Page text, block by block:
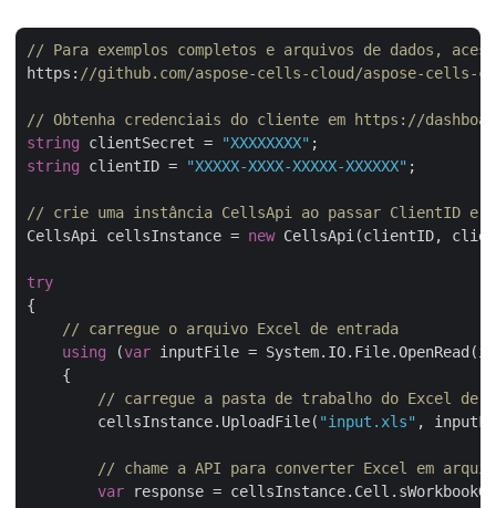
// Para exemplos completos e arquivos de dados,
https: //github.com/aspose-cells-cloud/aspose-cells-
// Obtenha credenciais do cliente em https://
string clientSecret = "XXXXXXXX"
string clientID = "XXXXX-XXXX-XXXXX-XXXXXX" ;
// crie uma instância CellsApi ao passar ClientID e
CellsApi cellsInstance = new CellsApi(clientID,
try
{
// carregue o arquivo Excel de entrada
using (var inputFile =
    {
// carregue a pasta de trabalho do Excel de
        cellsInstance.UploadFile(
"input.xls" ,
// chame a API para converter Excel em
var response =